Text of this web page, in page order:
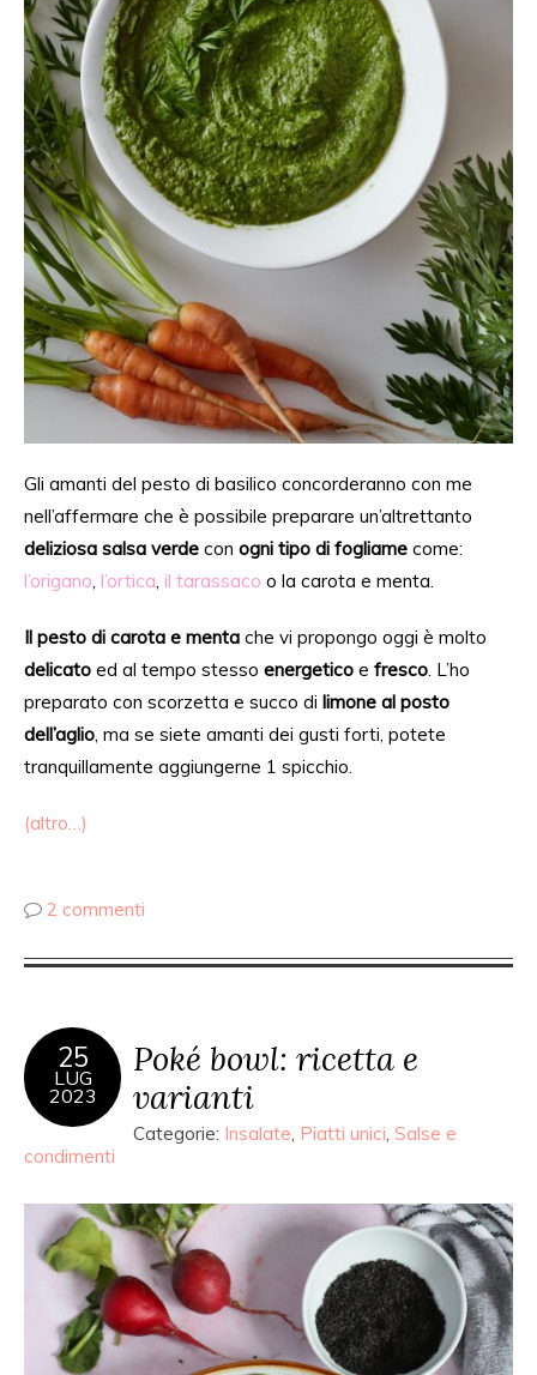
Gli amanti del pesto di basilico concorderanno con me
nell’affermare che è possibile preparare un’altrettanto
deliziosa salsa verde con ogni tipo di fogliame come:
l’origano, l’ortica, il tarassaco o la carota e menta.
Il pesto di carota e menta che vi propongo oggi è molto
delicato ed al tempo stesso energetico e fresco. L’ho
preparato con scorzetta e succo di limone al posto
dell’aglio, ma se siete amanti dei gusti forti, potete
tranquillamente aggiungerne 1 spicchio.
(altro…)
2 commenti
25
LUG
2023
Poké bowl: ricetta e
varianti
Categorie: Insalate, Piatti unici, Salse e
condimenti